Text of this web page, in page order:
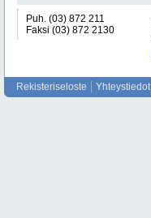
Puh. (03) 872 211
Faksi (03) 872 2130
Rekisteriseloste Yhteystiedot